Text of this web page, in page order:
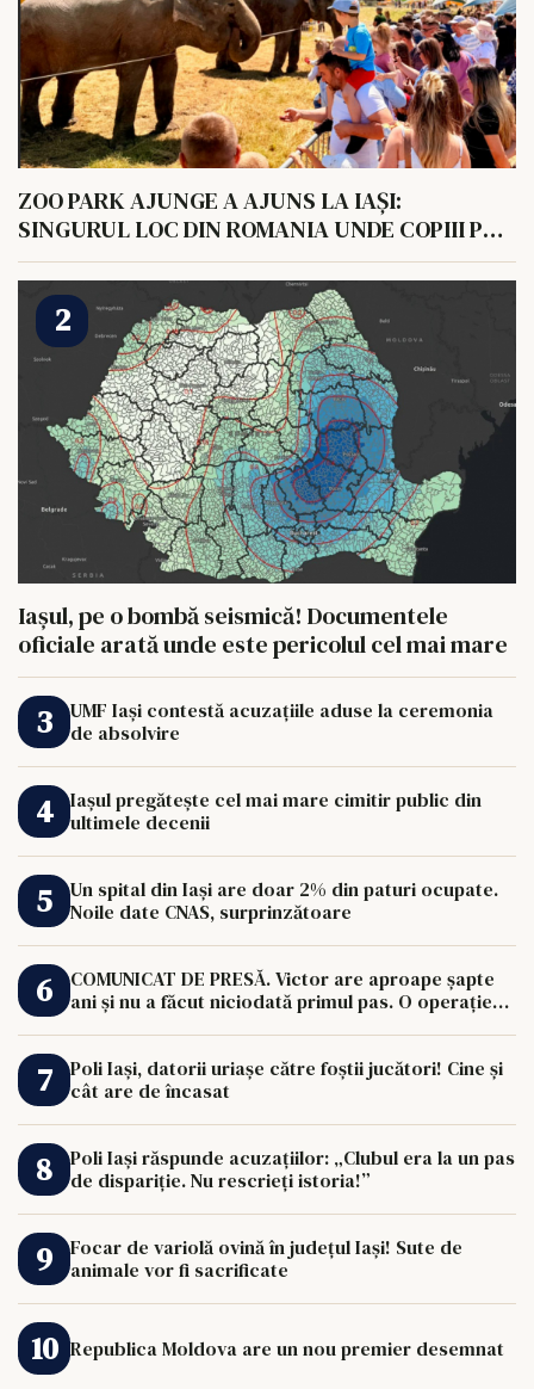
ZOO PARK AJUNGE A AJUNS LA IAȘI:
SINGURUL LOC DIN ROMANIA UNDE COPIII POT
HRANI UN ELEFANT
Iașul, pe o bombă seismică! Documentele
oficiale arată unde este pericolul cel mai mare
UMF Iași contestă acuzațiile aduse la ceremonia
de absolvire
Iașul pregătește cel mai mare cimitir public din
ultimele decenii
Un spital din Iași are doar 2% din paturi ocupate.
Noile date CNAS, surprinzătoare
COMUNICAT DE PRESĂ. Victor are aproape șapte
ani și nu a făcut niciodată primul pas. O operație
Poli Iași, datorii uriașe către foștii jucători! Cine și
cât are de încasat
Poli Iași răspunde acuzațiilor: „Clubul era la un pas
de dispariție. Nu rescrieți istoria!”
Focar de variolă ovină în județul Iași! Sute de
animale vor fi sacrificate
Republica Moldova are un nou premier desemnat